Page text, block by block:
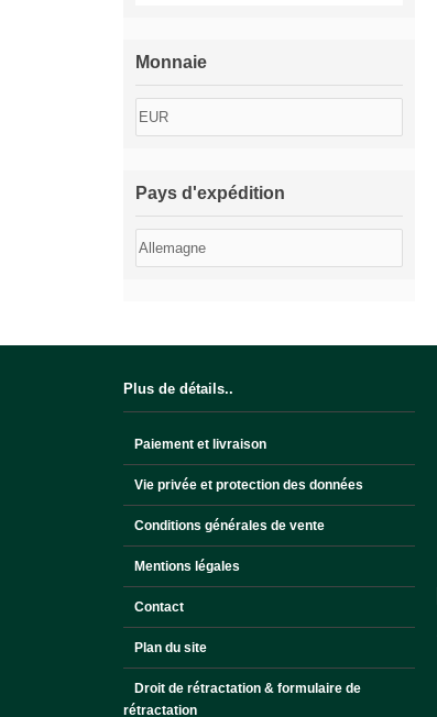
Monnaie
Pays d'expédition
Plus de détails..
Paiement et livraison
Vie privée et protection des données
Conditions générales de vente
Mentions légales
Contact
Plan du site
Droit de rétractation & formulaire de
rétractation